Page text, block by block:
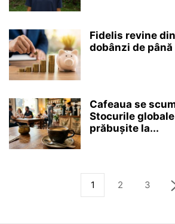
Fidelis revine
dobânzi de până
Cafeaua se
Stocurile
prăbușite la...
1 2 3